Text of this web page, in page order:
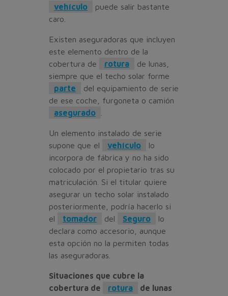
vehículo
puede salir bastante
caro.
Existen aseguradoras que incluyen
este elemento dentro de la
cobertura de
rotura
de lunas,
siempre que el techo solar forme
parte
del equipamiento de serie
de ese coche, furgoneta o camión
asegurado
Un elemento instalado de serie
supone que el
vehículo
lo
incorpora de fábrica y no ha sido
colocado por el propietario tras su
matriculación. Si el titular quiere
asegurar un techo solar instalado
posteriormente, podría hacerlo si
el
tomador del Seguro
lo
declara como accesorio, aunque
esta opción no la permiten todas
las aseguradoras.
Situaciones que cubre la
cobertura de
rotura de lunas